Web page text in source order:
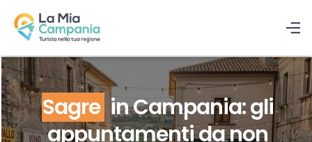
Sagre in Campania: gli
appuntamenti da non